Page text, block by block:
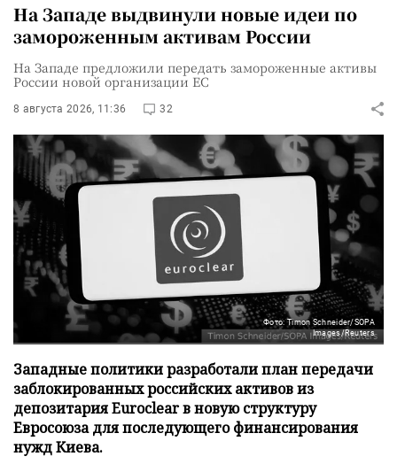
На Западе выдвинули новые идеи по
замороженным активам России
На Западе предложили передать замороженные активы
России новой организации ЕС
8 августа 2026, 11:36 32
Фото: Timon Schneider/SOPA
Images/Reuters
Западные политики разработали план передачи
заблокированных российских активов из
депозитария Euroclear в новую структуру
Евросоюза для последующего финансирования
нужд Киева.